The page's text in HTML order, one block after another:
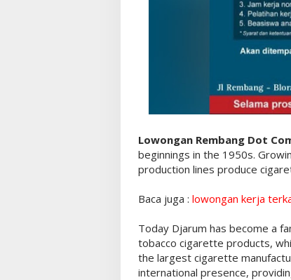
Lowongan Rembang Dot
beginnings in the 1950s.
production lines produce
Baca juga : lowongan kerja
Today Djarum has become a
tobacco cigarette products,
the largest cigarette
international presence,